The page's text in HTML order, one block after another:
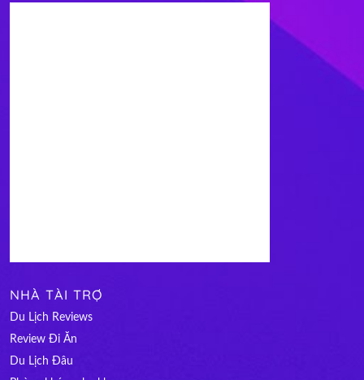
NHÀ TÀI TRỢ
Du Lịch Reviews
Review Đi Ăn
Du Lịch Đâu